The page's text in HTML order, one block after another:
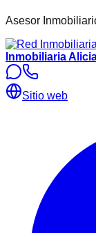
Asesor
Inmobiliaria
Sitio web